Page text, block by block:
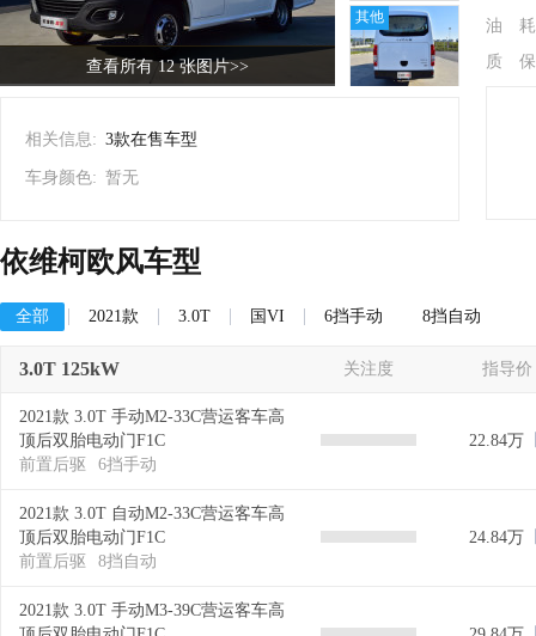
查看所有 12 张图片>>
其他
相关信息: 3款在售车型
车身颜色: 暂无
油 耗
质 保
依维柯欧风车型
全部 2021款 3.0T 国VI 6挡手动 8挡自动
3.0T 125kW 关注度 指导价
2021款 3.0T 手动M2-33C营运客车高
顶后双胎电动门F1C
前置后驱
6挡手动
22.84万
2021款 3.0T 自动M2-33C营运客车高
顶后双胎电动门F1C
前置后驱
8挡自动
24.84万
2021款 3.0T 手动M3-39C营运客车高